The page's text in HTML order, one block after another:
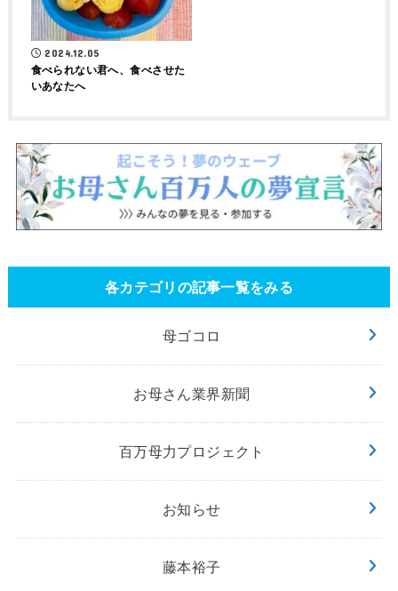
2024.12.05
食べられない君へ、食べさせた
いあなたへ
各カテゴリの記事一覧をみる
母ゴコロ
お母さん業界新聞
百万母力プロジェクト
お知らせ
藤本裕子